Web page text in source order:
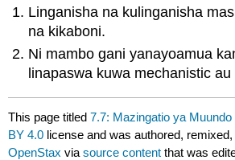
Linganisha na kulinganisha
na kikaboni.
Ni mambo gani yanayoamua
linapaswa kuwa mechanistic
This page titled7.7: Mazingatio ya Muundo
BY 4.0 license and was authored,
OpenStax viasource content that was